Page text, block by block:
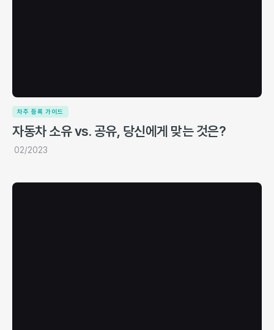
차주 등록 가이드
자동차 소유 vs. 공유, 당신에게 맞는 것은?
02/2023